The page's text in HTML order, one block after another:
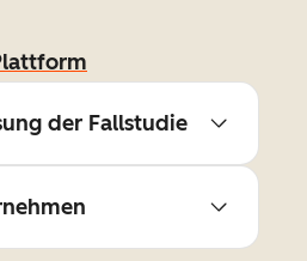
der Fallstudie